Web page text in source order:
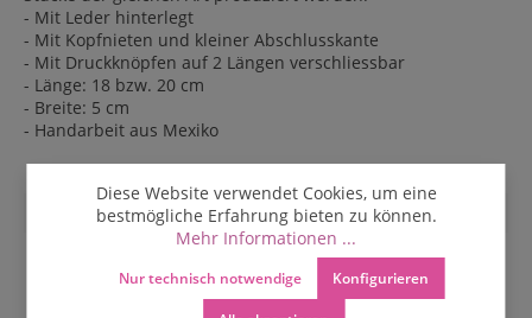
- Mit Leder hinterlegt
- Mit Kopfnieten und kleiner Abschlusskante
- Mit Druckknöpfen auf 2 Längen verschliessbar
- Länge: 18 bzw. 20 cm
- Breite: 5 cm
- Handarbeit aus Mexiko
multicolor
Diese Website verwendet Cookies, um eine
bestmögliche Erfahrung bieten zu können.
Mehr Informationen ...
Nur technisch notwendige Konfigurieren